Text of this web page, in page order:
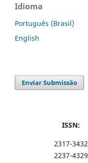
Idioma
Português (Brasil)
English
Enviar Submissão
ISSN:
2317-3432
2237-4329